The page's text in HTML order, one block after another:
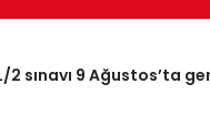
2 sınavı 9 Ağustos’ta